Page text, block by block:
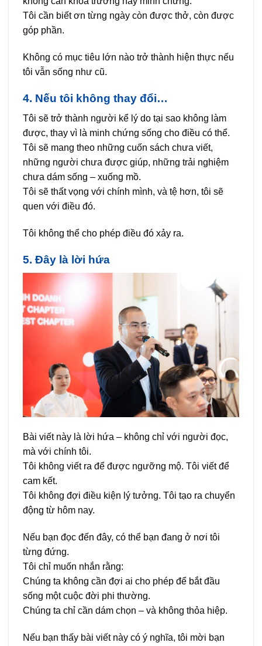
Tôi cần biết ơn từng ngày còn được thở, còn được
góp phần.
Không có mục tiêu lớn nào trở thành hiện thực nếu
tôi vẫn sống như cũ.
4. Nếu tôi không thay đổi…
Tôi sẽ trở thành người kể lý do tại sao không làm
được, thay vì là minh chứng sống cho điều có thể.
Tôi sẽ mang theo những cuốn sách chưa viết,
những người chưa được giúp, những trải nghiệm
chưa dám sống – xuống mồ.
Tôi sẽ thất vọng với chính mình, và tệ hơn, tôi sẽ
quen với điều đó.
Tôi không thể cho phép điều đó xảy ra.
5. Đây là lời hứa
Bài viết này là lời hứa – không chỉ với người đọc,
mà với chính tôi.
Tôi không viết ra để được ngưỡng mộ. Tôi viết để
cam kết.
Tôi không đợi điều kiện lý tưởng. Tôi tạo ra chuyển
động từ hôm nay.
Nếu bạn đọc đến đây, có thể bạn đang ở nơi tôi
từng đứng.
Tôi chỉ muốn nhắn rằng:
Chúng ta không cần đợi ai cho phép để bắt đầu
sống một cuộc đời phi thường.
Chúng ta chỉ cần dám chọn – và không thỏa hiệp.
Nếu bạn thấy bài viết này có ý nghĩa, tôi mời bạn